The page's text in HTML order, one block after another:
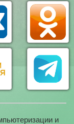
и